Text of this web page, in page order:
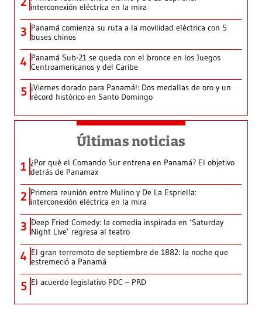
interconexión eléctrica en la mira
3 Panamá comienza su ruta a la movilidad eléctrica con 5
buses chinos
4 Panamá Sub-21 se queda con el bronce en los Juegos
Centroamericanos y del Caribe
5 ¡Viernes dorado para Panamá!: Dos medallas de oro y un
récord histórico en Santo Domingo
Últimas noticias
1 ¿Por qué el Comando Sur entrena en Panamá? El objetivo
detrás de Panamax
2 Primera reunión entre Mulino y De La Espriella:
interconexión eléctrica en la mira
3 Deep Fried Comedy: la comedia inspirada en ‘Saturday
Night Live’ regresa al teatro
4 El gran terremoto de septiembre de 1882: la noche que
estremeció a Panamá
5 El acuerdo legislativo PDC – PRD